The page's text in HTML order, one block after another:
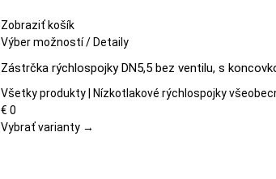
Zobraziť košík
Výber možností Tento
má
viacero
Možnosti
/ Detaily
Zástrčka rýchlospojky DN5,5 bez ventilu, s
Všetky produkty | Nízkotlakové rýchlospojky
€ 0
Vybrať varianty →